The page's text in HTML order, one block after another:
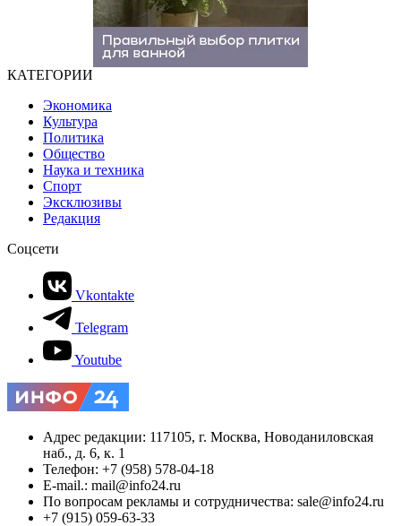
КАТЕГОРИИ
Экономика
Культура
Политика
Общество
Наука и техника
Спорт
Эксклюзивы
Редакция
Соцсети
Vkontakte
Telegram
Youtube
Адрес редакции: 117105, г. Москва, Новоданиловская
наб., д. 6, к. 1
Телефон: +7 (958) 578-04-18
E-mail.: mail@info24.ru
По вопросам рекламы и сотрудничества: sale@info24.ru
+7 (915) 059-63-33